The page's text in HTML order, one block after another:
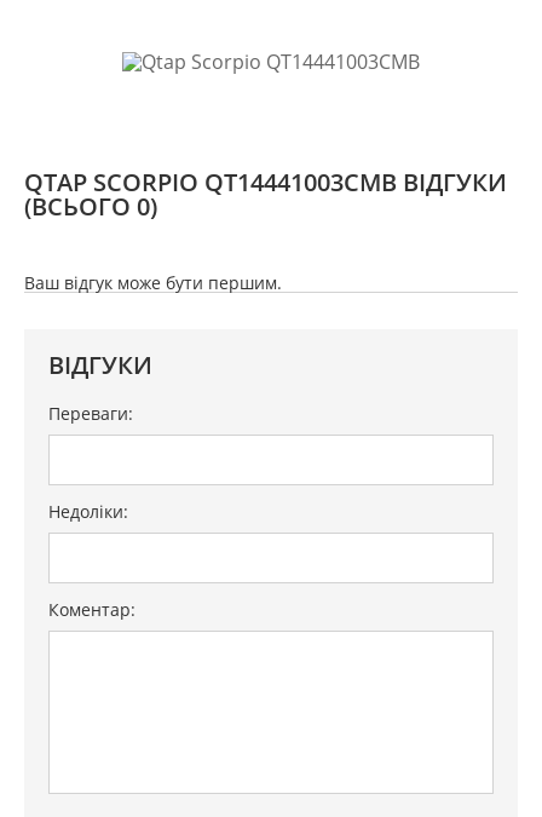
QTAP SCORPIO QT14441003CMB ВІДГУКИ
(ВСЬОГО 0)
Ваш відгук може бути першим.
ВІДГУКИ
Переваги:
Недоліки:
Коментар: